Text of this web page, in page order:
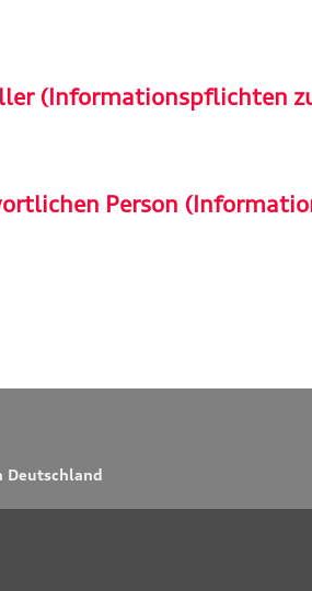
(Informationspflichten
Person
Deutschland